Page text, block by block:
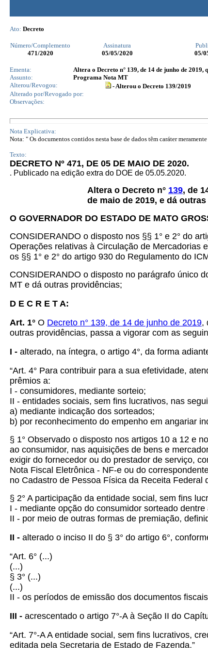
Ato: Decreto
Número/Complemento Assinatura
471/2020 05/05/2020 05/
Ementa:
Altera o Decreto n° 139, de 14 de junho de
Assunto:
Programa Nota MT
Alterou/Revogou:
- Alterou o Decreto 139/2019
Alterado por/Revogado por:
Observações:
Nota Explicativa:
Nota: " Os documentos contidos nesta base de dados têm caráter
Texto:
DECRETO Nº 471, DE 05 DE MAIO DE 2020.
. Publicado na edição extra do DOE de 05.05.2020.
Altera o Decreto n° 139, de
de maio de 2019, e dá
O GOVERNADOR DO ESTADO DE MATO
CONSIDERANDO o disposto nos §§ 1° e 2° do
Operações relativas à Circulação de Mercadorias
os §§ 1° e 2° do artigo 930 do Regulamento do
CONSIDERANDO o disposto no parágrafo único
MT e dá outras providências;
D E C R E T A:
Art. 1° O Decreto n° 139, de 14 de junho de 2019,
outras providências, passa a vigorar com as
I - alterado, na íntegra, o artigo 4°, da forma
“Art. 4° Para contribuir para a sua efetividade,
prêmios a:
I - consumidores, mediante sorteio;
II - entidades sociais, sem fins lucrativos, nas
a) mediante indicação dos sorteados;
b) por reconhecimento do empenho em angariar
§ 1° Observado o disposto nos artigos 10 a 12 e
ao consumidor, nas aquisições de bens e
exigir do fornecedor ou do prestador de serviço,
Nota Fiscal Eletrônica - NF-e ou do
no Cadastro de Pessoa Física da Receita Federal
§ 2° A participação da entidade social, sem fins
I - mediante opção do consumidor sorteado
II - por meio de outras formas de premiação,
II - alterado o inciso II do § 3° do artigo 6°,
“Art. 6° (...)
(...)
§ 3° (...)
(...)
II - os períodos de emissão dos documentos
III - acrescentado o artigo 7°-A à Seção II do
“Art. 7°-A A entidade social, sem fins lucrativos,
editada pela Secretaria de Estado de Fazenda.”